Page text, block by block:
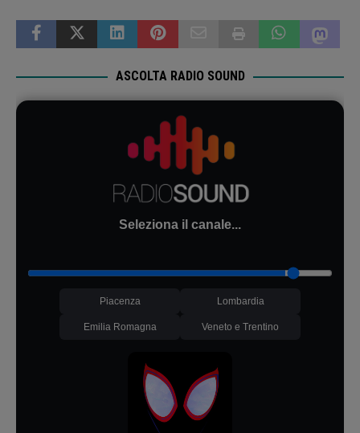
ASCOLTA RADIO SOUND
Seleziona il canale...
Piacenza Lombardia
Emilia Romagna Veneto e Trentino